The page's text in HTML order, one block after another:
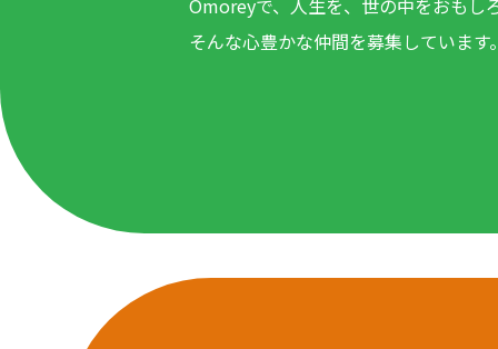
Omoreyで、人生を、世の中をおもし
そんな心豊かな仲間を募集しています